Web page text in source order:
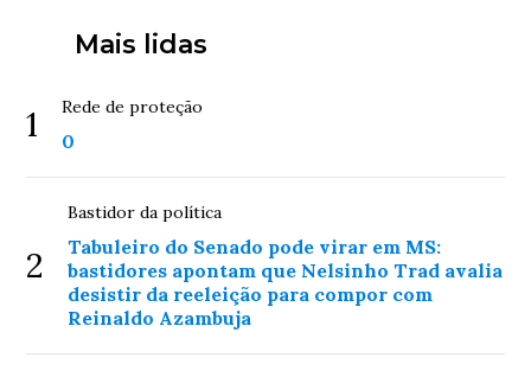
Mais lidas
1 Rede de proteção
0
2
Bastidor da política
Tabuleiro do Senado pode virar em MS:
bastidores apontam que Nelsinho Trad avalia
desistir da reeleição para compor com
Reinaldo Azambuja